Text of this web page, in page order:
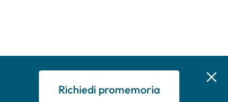
Richiedi promemoria